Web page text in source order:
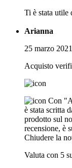
Ti è stata utile
Arianna
25 marzo 2021
Acquisto
Con
è stata scritta
prodotto sul
recensione, è
Chiudere la
Valuta con 5